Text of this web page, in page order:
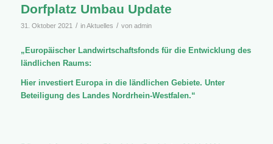
Dorfplatz Umbau Update
31. Oktober 2021 / inAktuelles / von admin
„Europäischer Landwirtschaftsfonds für die Entwicklung des
ländlichen Raums:
Hier investiert Europa in die ländlichen Gebiete. Unter
Beteiligung des Landes Nordrhein-Westfalen.“